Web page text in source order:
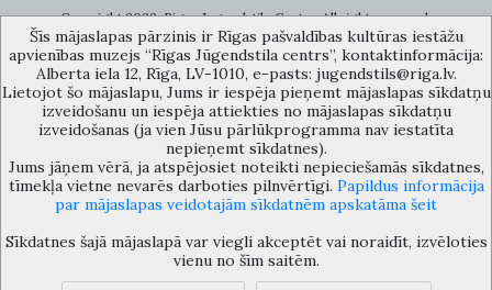
Copyright 2022. Rigas Jugendstila Centrs. All right reserved.
Подписаться на новости
Музей объединения культурных учереждений Рижского
самоуправления «Рижский центр югендстиля», улица Альберта 12,
Рига, LV 1010, Латвия (дверной код: 12), jugendstils@riga.lv
Šīs mājaslapas pārzinis ir Rīgas pašvaldības kultūras iestāžu
apvienības muzejs “Rīgas Jūgendstila centrs”, kontaktinformācija:
Alberta iela 12, Rīga, LV-1010, e-pasts: jugendstils@riga.lv.
Lietojot šo mājaslapu, Jums ir iespēja pieņemt mājaslapas sīkdatņu
izveidošanu un iespēja attiekties no mājaslapas sīkdatņu
izveidošanas (ja vien Jūsu pārlūkprogramma nav iestatīta
nepieņemt sīkdatnes).
Jums jāņem vērā, ja atspējosiet noteikti nepieciešamās sīkdatnes,
tīmekļa vietne nevarēs darboties pilnvērtīgi. Papildus informācija
par mājaslapas veidotajām sīkdatnēm apskatāma šeit
Sīkdatnes šajā mājaslapā var viegli akceptēt vai noraidīt, izvēloties
vienu no šīm saitēm.